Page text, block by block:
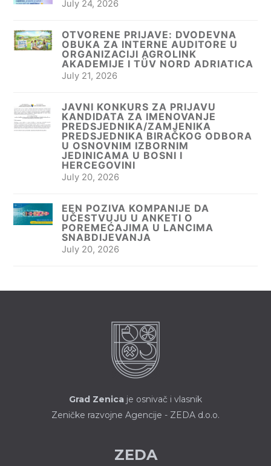
July 24, 2026
OTVORENE PRIJAVE: DVODEVNA
OBUKA ZA INTERNE AUDITORE U
ORGANIZACIJI AGROLINK
AKADEMIJE I TÜV NORD ADRIATICA
July 21, 2026
JAVNI KONKURS ZA PRIJAVU
KANDIDATA ZA IMENOVANJE
PREDSJEDNIKA/ZAMJENIKA
PREDSJEDNIKA BIRAČKOG ODBORA
U OSNOVNIM IZBORNIM
JEDINICAMA U BOSNI I
HERCEGOVINI
July 20, 2026
EEN POZIVA KOMPANIJE DA
UČESTVUJU U ANKETI O
POREMEĆAJIMA U LANCIMA
SNABDIJEVANJA
July 20, 2026
Grad Zenica je osnivač i vlasnik
Zeničke razvojne Agencije - ZEDA d.o.o.
ZEDA